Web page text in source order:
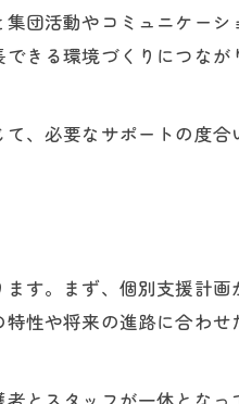
団活動やコミュニケーシ
きる環境づくりにつなが
、必要なサポートの度合
す。まず、個別支援計画
性や将来の進路に合わせ